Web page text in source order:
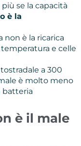
se la capacità
è la
non è la ricarica
e celle
a 300
è molto meno
batteria
è il male